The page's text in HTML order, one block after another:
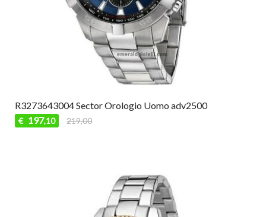
R3273643004 Sector Orologio Uomo adv2500
€ 197,10 219,00